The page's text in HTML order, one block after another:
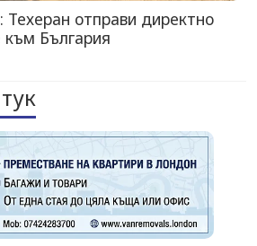
отправи директно
България